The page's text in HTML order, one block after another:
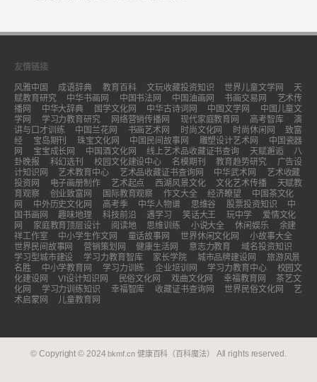
友情链接
风雅中国 成语辞典 教育百科 文玩收藏投资知识 世界儿童文学网
天
赋教育研究
中华书画网 中国书法网 中国油画网 书画交易网
艺术传
播网
中华大辞典 国学文化网 中华古诗词网 中国文学网
中国儿童文
学网
学习力教育研究 网络营销传播网 现代家庭教育网 高考智库
演
讲与口才训练
中国兰花网 书画艺术网 时尚文化网 时尚休闲网
致富
经
宝岛期刊 珠宝文化网 中国民间故事网 雕塑设计艺术网
中国瓷器
网
宝宝成长网 中国酒文化网 线上艺术品收藏证书查询 天赋邂逅
八
卦晚报
科幻选刊 校园文化建设中心 名模期刊 教育趋势研究
广告设
计知识网
艺术教育中心 艺术品收藏证书查询网 中华武术网
艺术收藏
投资网
电子画册制作 艺术起点 西湖风景文化 文化艺术传播
天赋教
育观察
创业致富网 国际教育观察 作文大全 经济瞭望
中国茶文化
网
中外历史文化网 高考季 中华人物谱 思维谷 股票投资知识
中
国书画网
趣味地理 科技前沿 遇学习 笑话大王 玩中学
爱情文化
网
家庭教育顶层设计 阅读地 思维训练 小说大全 休闲娱乐
余建
祥工作室
中小学生作文网 童话故事网 世界休闲文化网
小故事大全
世界民间故事网
营销策划网 健康生活网 意志力教育
域名投资知识
学习型城市建设
学习力教育智库 家长学院 城市品牌建设网
旅游风景
名胜
中小学教育网 学习力训练 企业培训网 学习力教育中心
校园文
化建设网
VI设计知识网 民俗文化网 戏曲文化网 幸福教育网
茶艺文
化网
学习力训练知识 幸福智库 收藏证书查询网 世界民俗文化网
艺
术启蒙网
儿童教育网
© Copyright © 2024bkmf.cn 健康百科（百科魔法） All rights reserved.